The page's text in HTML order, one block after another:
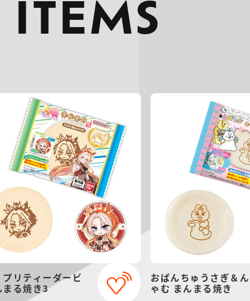
ITEMS
プリティーダービ
まる焼き3
おぱんちゅうさぎ＆
ゃむ まんまる焼き